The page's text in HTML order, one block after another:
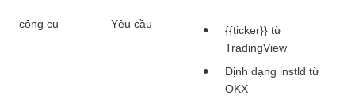
công cụ Yêu cầu
{{ticker}} từ
TradingView
Định dạng instld từ
OKX